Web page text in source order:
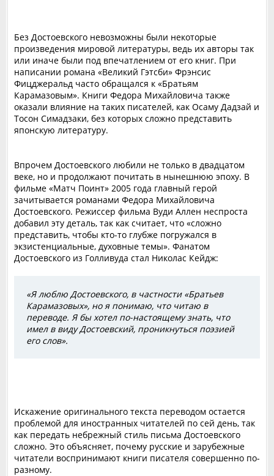
Без Достоевского невозможны были некоторые
произведения мировой литературы, ведь их авторы так
или иначе были под впечатлением от его книг. При
написании романа «Великий Гэтсби» Фрэнсис
Фицджеральд часто обращался к «Братьям
Карамазовым». Книги Федора Михайловича также
оказали влияние на таких писателей, как Осаму Дадзай и
Тосон Симадзаки, без которых сложно представить
японскую литературу.
Впрочем Достоевского любили не только в двадцатом
веке, но и продолжают почитать в нынешнюю эпоху. В
фильме «Матч Поинт» 2005 года главный герой
зачитывается романами Федора Михайловича
Достоевского. Режиссер фильма Вуди Аллен неспроста
добавил эту деталь, так как считает, что «сложно
представить, чтобы кто-то глубже погружался в
экзистенциальные, духовные темы». Фанатом
Достоевского из Голливуда стал Николас Кейдж:
«Я люблю Достоевского, в частности «Братьев
Карамазовых», но я понимаю, что читаю в
переводе. Я бы хотел по-настоящему знать, что
имел в виду Достоевский, проникнуться поэзией
его слов».
Искажение оригинального текста переводом остается
проблемой для иностранных читателей по сей день, так
как передать небрежный стиль письма Достоевского
сложно. Это объясняет, почему русские и зарубежные
читатели воспринимают книги писателя совершенно по-
разному.